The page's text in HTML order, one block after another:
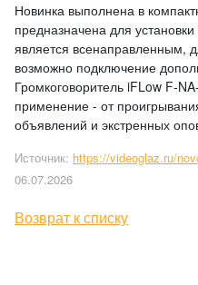
Новинка выполнена в
предназначена для
является всенаправленным,
возможно подключение
Громкоговоритель iFLow F-
применение - от
объявлений и экстренных
Источник: https://videoglaz.ru/
06.07.2026
Возврат к списку